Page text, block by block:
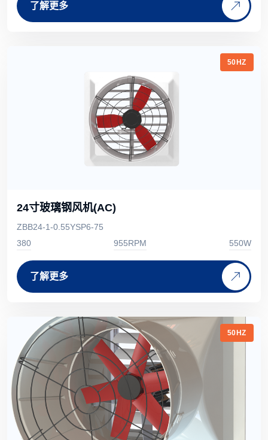
了解更多
50HZ
24寸玻璃钢风机(AC)
ZBB24-1-0.55YSP6-75
380
955RPM 550W
了解更多
50HZ